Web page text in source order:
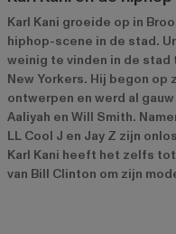
Karl Kani groeide op in
hiphop-scene in de stad.
weinig te vinden in de
New Yorkers. Hij begon
ontwerpen en werd al
Aaliyah en Will Smith.
LL Cool J en Jay Z zijn
Karl Kani heeft het zelfs
van Bill Clinton om zijn